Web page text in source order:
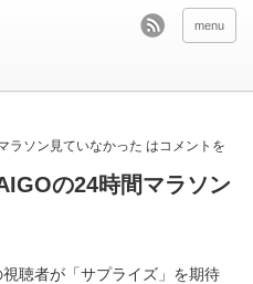
menu
ラソン見ていなかった はコメントを
の24時間マラソン
聴者が「サプライズ」を期待